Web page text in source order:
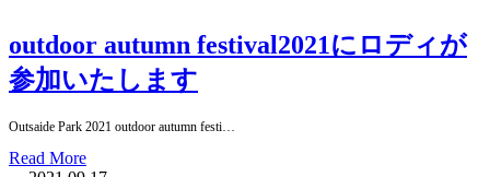
outdoor autumn festival2021にロディが
参加いたします
Outsaide Park 2021 outdoor autumn festi…
Read More